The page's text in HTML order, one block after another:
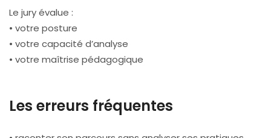
Le jury évalue :
• votre posture
• votre capacité d’analyse
• votre maîtrise pédagogique
Les erreurs fréquentes